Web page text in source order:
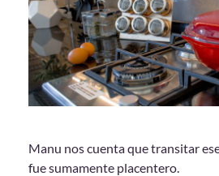
Manu nos cuenta que transitar
fue sumamente placentero.